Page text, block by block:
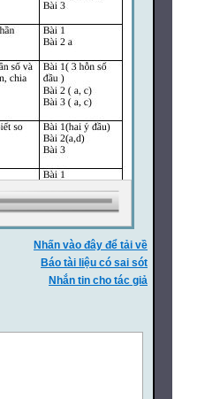
Nhấn vào đây để tải về
Báo tài liệu có sai sót
Nhắn tin cho tác giả